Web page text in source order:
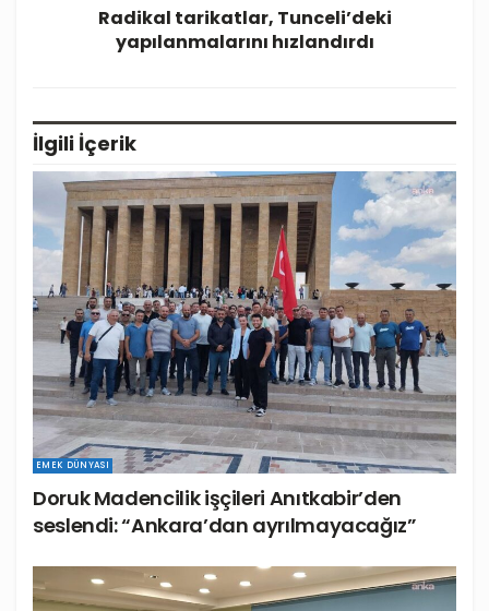
Radikal tarikatlar, Tunceli’deki
yapılanmalarını hızlandırdı
İlgili İçerik
EMEK DÜNYASI
Doruk Madencilik işçileri Anıtkabir’den
seslendi: “Ankara’dan ayrılmayacağız”